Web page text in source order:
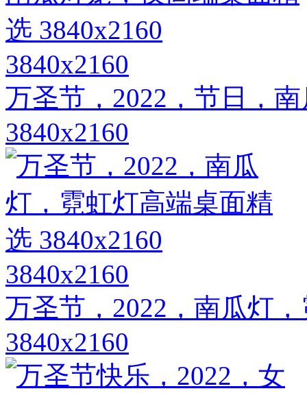
3840x2160
万圣节，2022，节日，
3840x2160
3840x2160
万圣节，2022，南瓜灯
3840x2160